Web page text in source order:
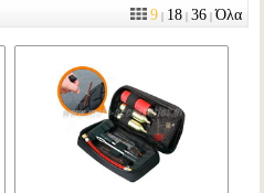
9| 18| 36| Όλα